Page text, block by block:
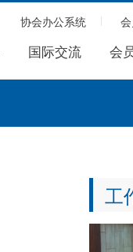
协会办公系统
国际交流 会
工